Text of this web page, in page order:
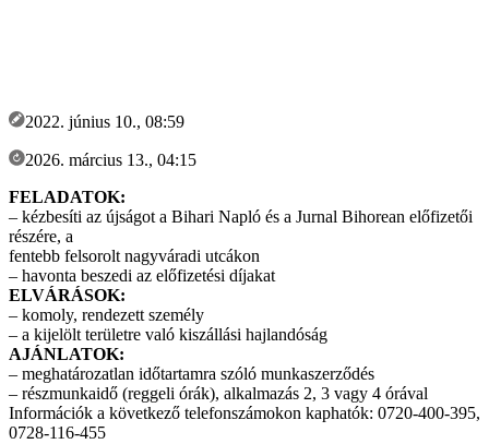
2022. június 10., 08:59
2026. március 13., 04:15
FELADATOK:
– kézbesíti az újságot a Bihari Napló és a Jurnal Bihorean előfizetői
részére, a
fentebb felsorolt nagyváradi utcákon
– havonta beszedi az előfizetési díjakat
ELVÁRÁSOK:
– komoly, rendezett személy
– a kijelölt területre való kiszállási hajlandóság
AJÁNLATOK:
– meghatározatlan időtartamra szóló munkaszerződés
– részmunkaidő (reggeli órák), alkalmazás 2, 3 vagy 4 órával
Információk a következő telefonszámokon kaphatók: 0720-400-395,
0728-116-455